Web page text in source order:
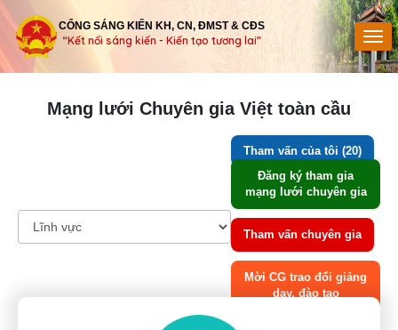
CỔNG SÁNG KIẾN KH, CN, ĐMST & CĐS
“Kết nối sáng kiến - Kiến tạo tương lai”
Mạng lưới Chuyên gia Việt toàn cầu
Tham vấn của tôi (20)
Đăng ký tham gia
mạng lưới chuyên gia
Tham vấn chuyên gia
Mời CG trao đổi giảng
dạy, đào tạo